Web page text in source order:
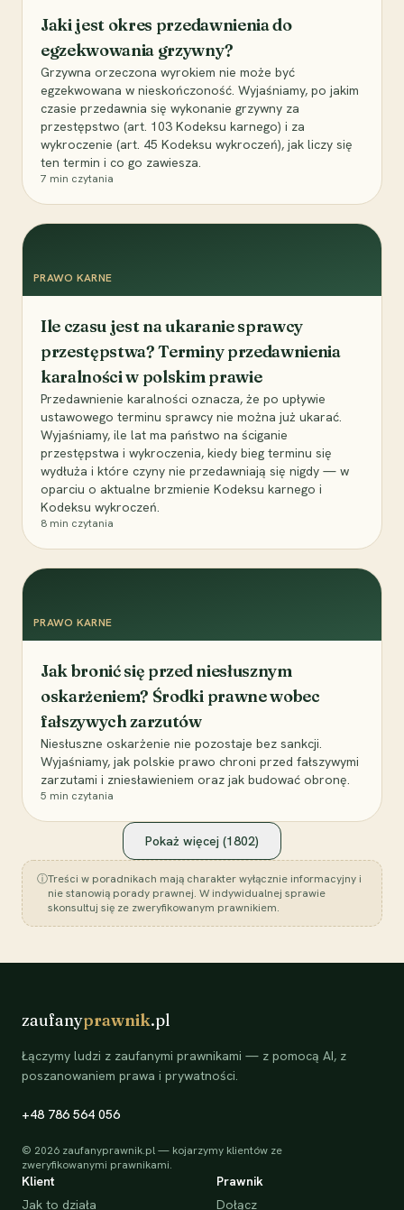
Jaki jest okres przedawnienia do
egzekwowania grzywny?
Grzywna orzeczona wyrokiem nie może być
egzekwowana w nieskończoność. Wyjaśniamy, po jakim
czasie przedawnia się wykonanie grzywny za
przestępstwo (art. 103 Kodeksu karnego) i za
wykroczenie (art. 45 Kodeksu wykroczeń), jak liczy się
ten termin i co go zawiesza.
7 min czytania
PRAWO KARNE
Ile czasu jest na ukaranie sprawcy
przestępstwa? Terminy przedawnienia
karalności w polskim prawie
Przedawnienie karalności oznacza, że po upływie
ustawowego terminu sprawcy nie można już ukarać.
Wyjaśniamy, ile lat ma państwo na ściganie
przestępstwa i wykroczenia, kiedy bieg terminu się
wydłuża i które czyny nie przedawniają się nigdy — w
oparciu o aktualne brzmienie Kodeksu karnego i
Kodeksu wykroczeń.
8 min czytania
PRAWO KARNE
Jak bronić się przed niesłusznym
oskarżeniem? Środki prawne wobec
fałszywych zarzutów
Niesłuszne oskarżenie nie pozostaje bez sankcji.
Wyjaśniamy, jak polskie prawo chroni przed fałszywymi
zarzutami i zniesławieniem oraz jak budować obronę.
5 min czytania
Pokaż więcej (1802)
ⓘTreści w poradnikach mają charakter wyłącznie informacyjny i
nie stanowią porady prawnej. W indywidualnej sprawie
skonsultuj się ze zweryfikowanym prawnikiem.
zaufanyprawnik.pl
Łączymy ludzi z zaufanymi prawnikami — z pomocą AI, z
poszanowaniem prawa i prywatności.
+48 786 564 056
© 2026 zaufanyprawnik.pl — kojarzymy klientów ze
zweryfikowanymi prawnikami.
Klient
Jak to działa
Prawnik
Dołącz